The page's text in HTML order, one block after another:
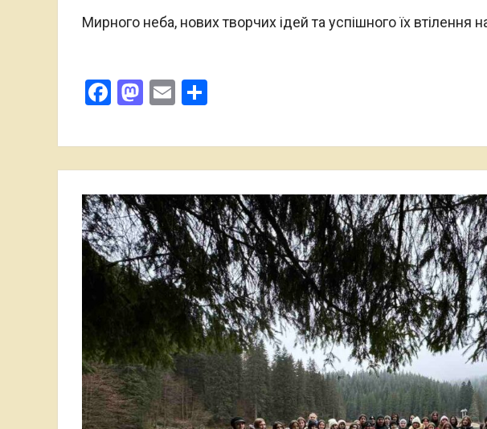
Мирного неба, нових творчих ідей та успішного їх втілення
Facebook
Mastodon
Email